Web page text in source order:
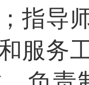
指导
服务